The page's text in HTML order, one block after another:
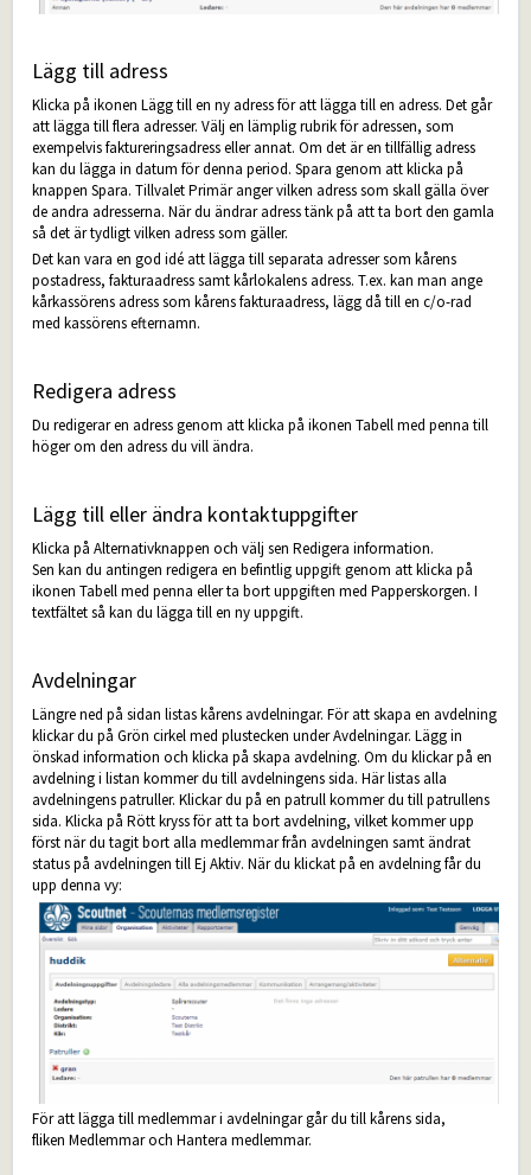
Lägg till adress
Klicka på ikonen Lägg till en ny adress för att lägga till en adress. Det går
att lägga till flera adresser. Välj en lämplig rubrik för adressen, som
exempelvis faktureringsadress eller annat. Om det är en tillfällig adress
kan du lägga in datum för denna period. Spara genom att klicka på
knappen Spara. Tillvalet Primär anger vilken adress som skall gälla över
de andra adresserna. När du ändrar adress tänk på att ta bort den gamla
så det är tydligt vilken adress som gäller.
Det kan vara en god idé att lägga till separata adresser som kårens
postadress, fakturaadress samt kårlokalens adress. T.ex. kan man ange
kårkassörens adress som kårens fakturaadress, lägg då till en c/o-rad
med kassörens efternamn.
Redigera adress
Du redigerar en adress genom att klicka på ikonen Tabell med penna till
höger om den adress du vill ändra.
Lägg till eller ändra kontaktuppgifter
Klicka på Alternativknappen och välj sen Redigera information.
Sen kan du antingen redigera en befintlig uppgift genom att klicka på
ikonen Tabell med penna eller ta bort uppgiften med Papperskorgen. I
textfältet så kan du lägga till en ny uppgift.
Avdelningar
Längre ned på sidan listas kårens avdelningar. För att skapa en avdelning
klickar du på Grön cirkel med plustecken under Avdelningar. Lägg in
önskad information och klicka på skapa avdelning. Om du klickar på en
avdelning i listan kommer du till avdelningens sida. Här listas alla
avdelningens patruller. Klickar du på en patrull kommer du till patrullens
sida. Klicka på Rött kryss för att ta bort avdelning, vilket kommer upp
först när du tagit bort alla medlemmar från avdelningen samt ändrat
status på avdelningen till Ej Aktiv. När du klickat på en avdelning får du
upp denna vy:
För att lägga till medlemmar i avdelningar går du till kårens sida,
fliken Medlemmar och Hantera medlemmar.